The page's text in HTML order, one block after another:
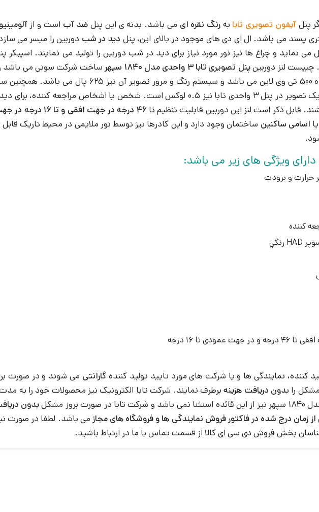
پنلآیفون تصویری تابا به رنگ نقره ای می باشد. بدنه ی این پنل ضد آب است و از
می باشد. ال ای دی های موجود در بالای این، پنل دید در شب دوربین را میسر می
می نماید و چراغ ها نیز نور مورد نیاز برای دید در شب دوربین را تولید می نمایند. اسپیکر
چیپست لنز دوربینپنل تصویری تابا 3 واحدی مدل 1840 سپهر
46 درجه در جهت افقی و تا 16 درجه در جهت عمودی
اسامی ساکنین ساختمان وجود دارد و این کادرها نیز توسط نور ملایمی در محیط تاریک
حرارت و برودت
كننده
نمایندگی ها و یا شرکت های مورد تایید تولید کننده گارانتی می شوند و در صورت
را بدون دریافت هزینهبرطرف نمایند. شرکت تابا الکترونیک نیز محصولات خود را به
بدون
از زمان درج شده در فاکتور فروش نمایندگی ها و فروشگاه های مجاز می باشد. لطفا در صورت
بخش فروش دی سی ای کالا از قسمت تماس با ما در ارتباط باشید.